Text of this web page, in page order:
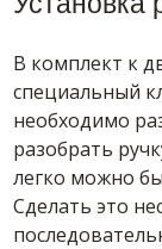
В комплект к
специальный
необходимо
разобрать
легко можно
Сделать это